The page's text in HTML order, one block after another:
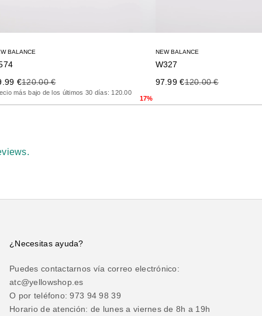
BALANCE
de oferta
€Precio anterior
120.00 €
más bajo de los últimos 30 días: 120.00
17%
NEW BALANCE
W327
Precio de oferta
97.99 €Precio anterior
120.00 €
¿Necesitas ayuda?
Puedes contactarnos vía correo electrónico:
atc@yellowshop.es
O por teléfono: 973 94 98 39
Horario de atención: de lunes a viernes de 8h a 19h